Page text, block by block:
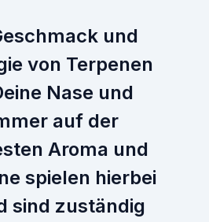
und
von Terpenen
Nase und
auf der
Aroma und
spielen hierbei
sind zuständig